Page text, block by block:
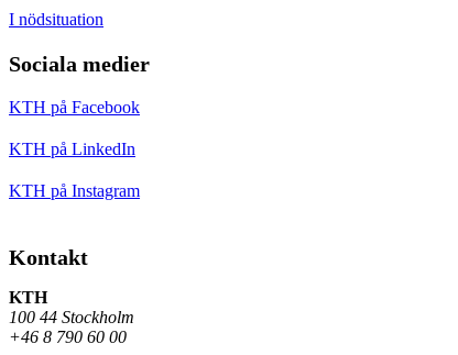
I nödsituation
Sociala medier
KTH på Facebook
KTH på LinkedIn
KTH på Instagram
Kontakt
KTH
100 44 Stockholm
+46 8 790 60 00